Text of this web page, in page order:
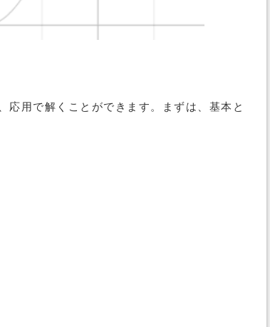
応用で解くことができます。まずは、基本と